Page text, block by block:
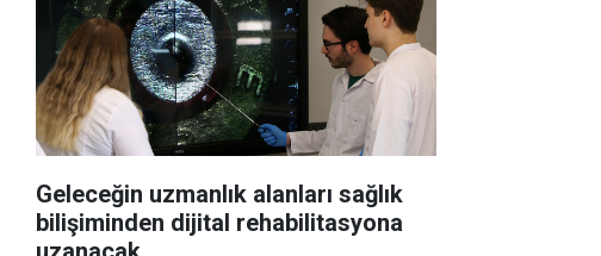
Geleceğin uzmanlık alanları sağlık
bilişiminden dijital rehabilitasyona